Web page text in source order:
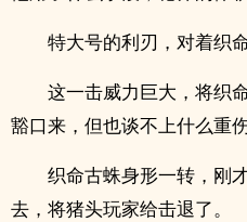
特大号的利刃，对着织
这一击威力巨大，将织
豁口来，但也谈不上什么重伤
织命古蛛身形一转，刚
去，将猪头玩家给击退了。